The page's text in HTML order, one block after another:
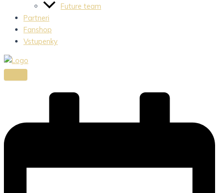
Future team
Partneri
Fanshop
Vstupenky